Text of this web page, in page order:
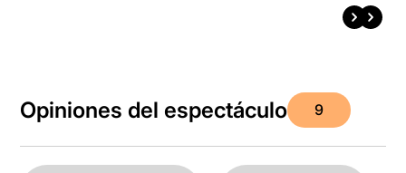
Opiniones del espectáculo 9